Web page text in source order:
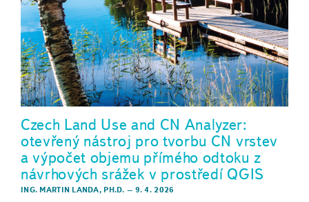
Czech Land Use and CN Analyzer:
otevřený nástroj pro tvorbu CN vrstev
a výpočet objemu přímého odtoku z
návrhových srážek v prostředí QGIS
ING. MARTIN LANDA, PH.D. – 9. 4. 2026